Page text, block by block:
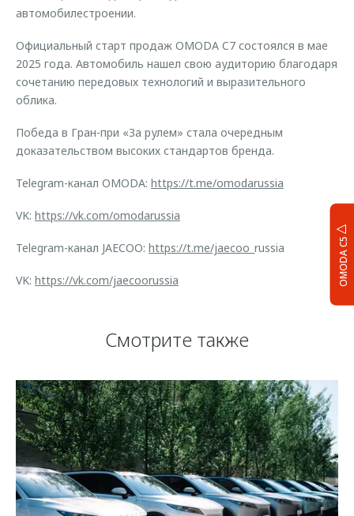
OMODA C5
автомобилестроении.
Официальный старт продаж OMODA C7 состоялся в мае
2025 года. Автомобиль нашел свою аудиторию благодаря
сочетанию передовых технологий и выразительного
облика.
Победа в Гран-при «За рулем» стала очередным
доказательством высоких стандартов бренда.
Telegram-канал OMODA: https://t.me/omodarussia
VK: https://vk.com/omodarussia
Telegram-канал JAECOO: https://t.me/jaecoo _russia
VK: https://vk.com/jaecoorussia
Смотрите также